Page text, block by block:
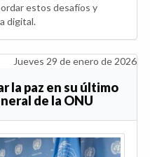
estos desafíos y
digital.
Jueves 29 de enero de 2026
la paz en su último
de la ONU